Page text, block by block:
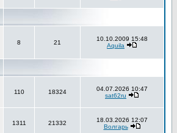
8 21
10.10.2009 15:48
Aquila
110 18324
04.07.2026 10:47
sat62ru
1311 21332
18.03.2026 12:07
Волгарь